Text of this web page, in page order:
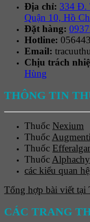
Địa chỉ: 334 Đ.
Quận 10, Hồ
Đặt hàng:
Hotline:
Email:
Chịu trách
Hùng
THÔNG TIN
Thuốc Nexium
Thuốc
Thuốc
Thuốc
các kiểu quan
Tổng hợp bài viết tại
CÁC TRANG